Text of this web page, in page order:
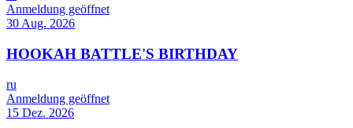
Anmeldung geöffnet
30 Aug. 2026
HOOKAH BATTLE'S BIRTHDAY
ru
Anmeldung geöffnet
15 Dez. 2026